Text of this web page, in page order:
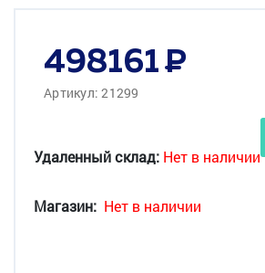
498161
Артикул: 21299
Удаленный склад: Нет в наличии
Магазин: Нет в наличии